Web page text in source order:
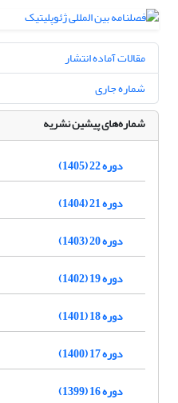
مقالات آماده انتشار
شماره جاری
شماره‌های پیشین نشریه
دوره 22 (1405)
دوره 21 (1404)
دوره 20 (1403)
دوره 19 (1402)
دوره 18 (1401)
دوره 17 (1400)
دوره 16 (1399)